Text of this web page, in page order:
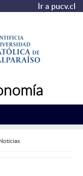
Ir a pucv.cl